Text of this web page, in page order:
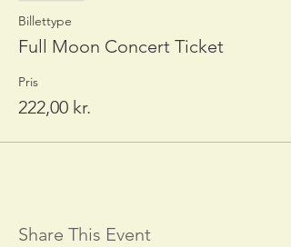
Billettype
Full Moon Concert Ticket
Pris
222,00 kr.
Share This Event